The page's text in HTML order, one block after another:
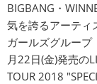
BIGBANG・
気を誇るアーティ
ガールズグループ
月22日(金)発売の
TOUR 2018